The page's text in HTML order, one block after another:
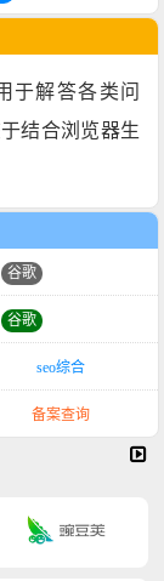
于解答各类问
结合浏览器生
谷歌
谷歌
seo综合
备案查询